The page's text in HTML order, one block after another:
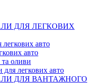
ДЛЯ ЛЕГКОВИХ
авто
авто
та оливи
для легкових авто
ДЛЯ ВАНТАЖНОГО